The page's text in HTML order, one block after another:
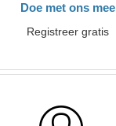
Doe met ons mee
Registreer gratis